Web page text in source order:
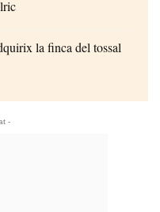
la finca del tossal
-